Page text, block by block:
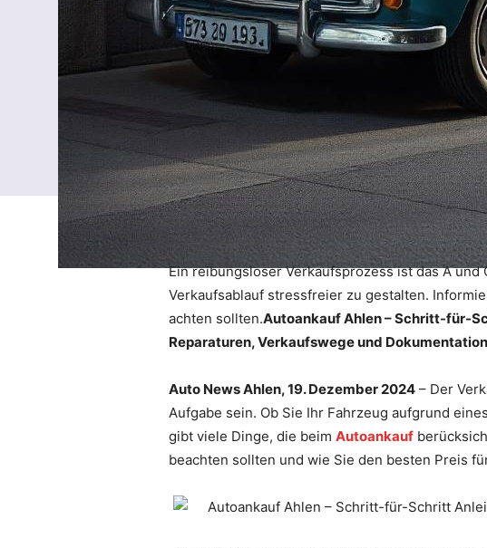
Ein reibungsloser Verkaufsprozess ist das A
Verkaufsablauf stressfreier zu gestalten.
achten sollten.Autoankauf Ahlen – Schritt-für-
Reparaturen, Verkaufswege und Dokumentation
Auto News Ahlen, 19. Dezember 2024 – Der
Aufgabe sein. Ob Sie Ihr Fahrzeug aufgrund
gibt viele Dinge, die beim Autoankauf
beachten sollten und wie Sie den besten Preis